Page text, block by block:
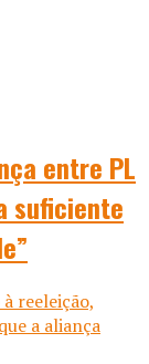
entre PL
suficiente
reeleição,
a aliança